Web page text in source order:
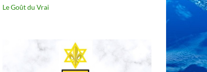
Le Goût du Vrai